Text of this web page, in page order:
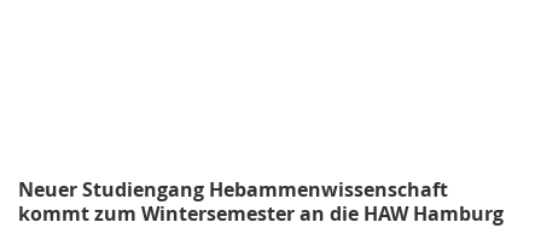
Neuer Studiengang Hebammenwissenschaft
kommt zum Wintersemester an die HAW Hamburg